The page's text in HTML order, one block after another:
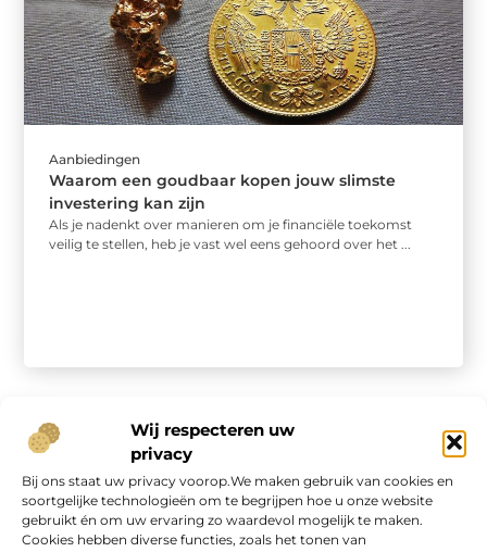
Wij respecteren uw
privacy
Bij ons staat uw privacy voorop.We maken gebruik van cookies en
soortgelijke technologieën om te begrijpen hoe u onze website
gebruikt én om uw ervaring zo waardevol mogelijk te maken.
Cookies hebben diverse functies, zoals het tonen van
Aanbiedingen
Waarom een goudbaar kopen jouw slimste
investering kan zijn
Als je nadenkt over manieren om je financiële toekomst
veilig te stellen, heb je vast wel eens gehoord over het ...
Onze informatie